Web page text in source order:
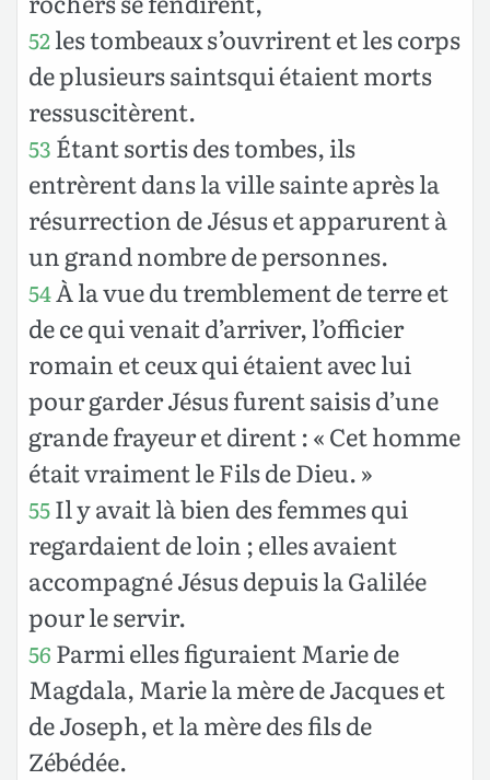
52les tombeaux s’ouvrirent et les corps
de plusieurs saintsqui étaient morts
ressuscitèrent.
53 Étant sortis des tombes, ils
entrèrent dans la ville sainte après la
résurrection de Jésus et apparurent à
un grand nombre de personnes.
54À la vue du tremblement de terre et
de ce qui venait d’arriver, l’officier
romain et ceux qui étaient avec lui
pour garder Jésus furent saisis d’une
grande frayeur et dirent : « Cet homme
était vraiment le Fils de Dieu. »
55Il y avait là bien des femmes qui
regardaient de loin ; elles avaient
accompagné Jésus depuis la Galilée
pour le servir.
56 Parmi elles figuraient Marie de
Magdala, Marie la mère de Jacques et
de Joseph, et la mère des fils de
Zébédée.